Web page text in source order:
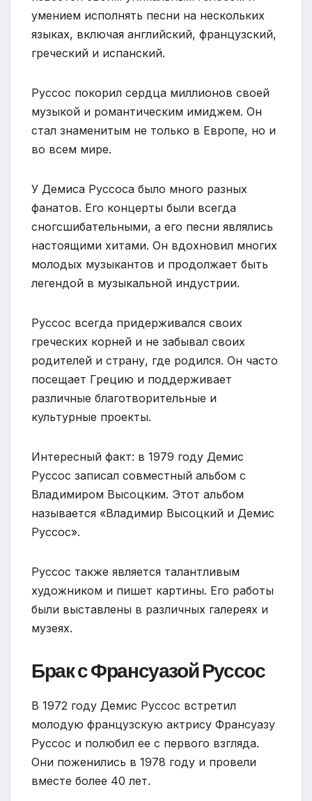
умением исполнять песни на нескольких
языках, включая английский, французский,
греческий и испанский.
Руссос покорил сердца миллионов своей
музыкой и романтическим имиджем. Он
стал знаменитым не только в Европе, но и
во всем мире.
У Демиса Руссоса было много разных
фанатов. Его концерты были всегда
сногсшибательными, а его песни являлись
настоящими хитами. Он вдохновил многих
молодых музыкантов и продолжает быть
легендой в музыкальной индустрии.
Руссос всегда придерживался своих
греческих корней и не забывал своих
родителей и страну, где родился. Он часто
посещает Грецию и поддерживает
различные благотворительные и
культурные проекты.
Интересный факт: в 1979 году Демис
Руссос записал совместный альбом с
Владимиром Высоцким. Этот альбом
называется «Владимир Высоцкий и Демис
Руссос».
Руссос также является талантливым
художником и пишет картины. Его работы
были выставлены в различных галереях и
музеях.
Брак с Франсуазой Руссос
В 1972 году Демис Руссос встретил
молодую французскую актрису Франсуазу
Руссос и полюбил ее с первого взгляда.
Они поженились в 1978 году и провели
вместе более 40 лет.